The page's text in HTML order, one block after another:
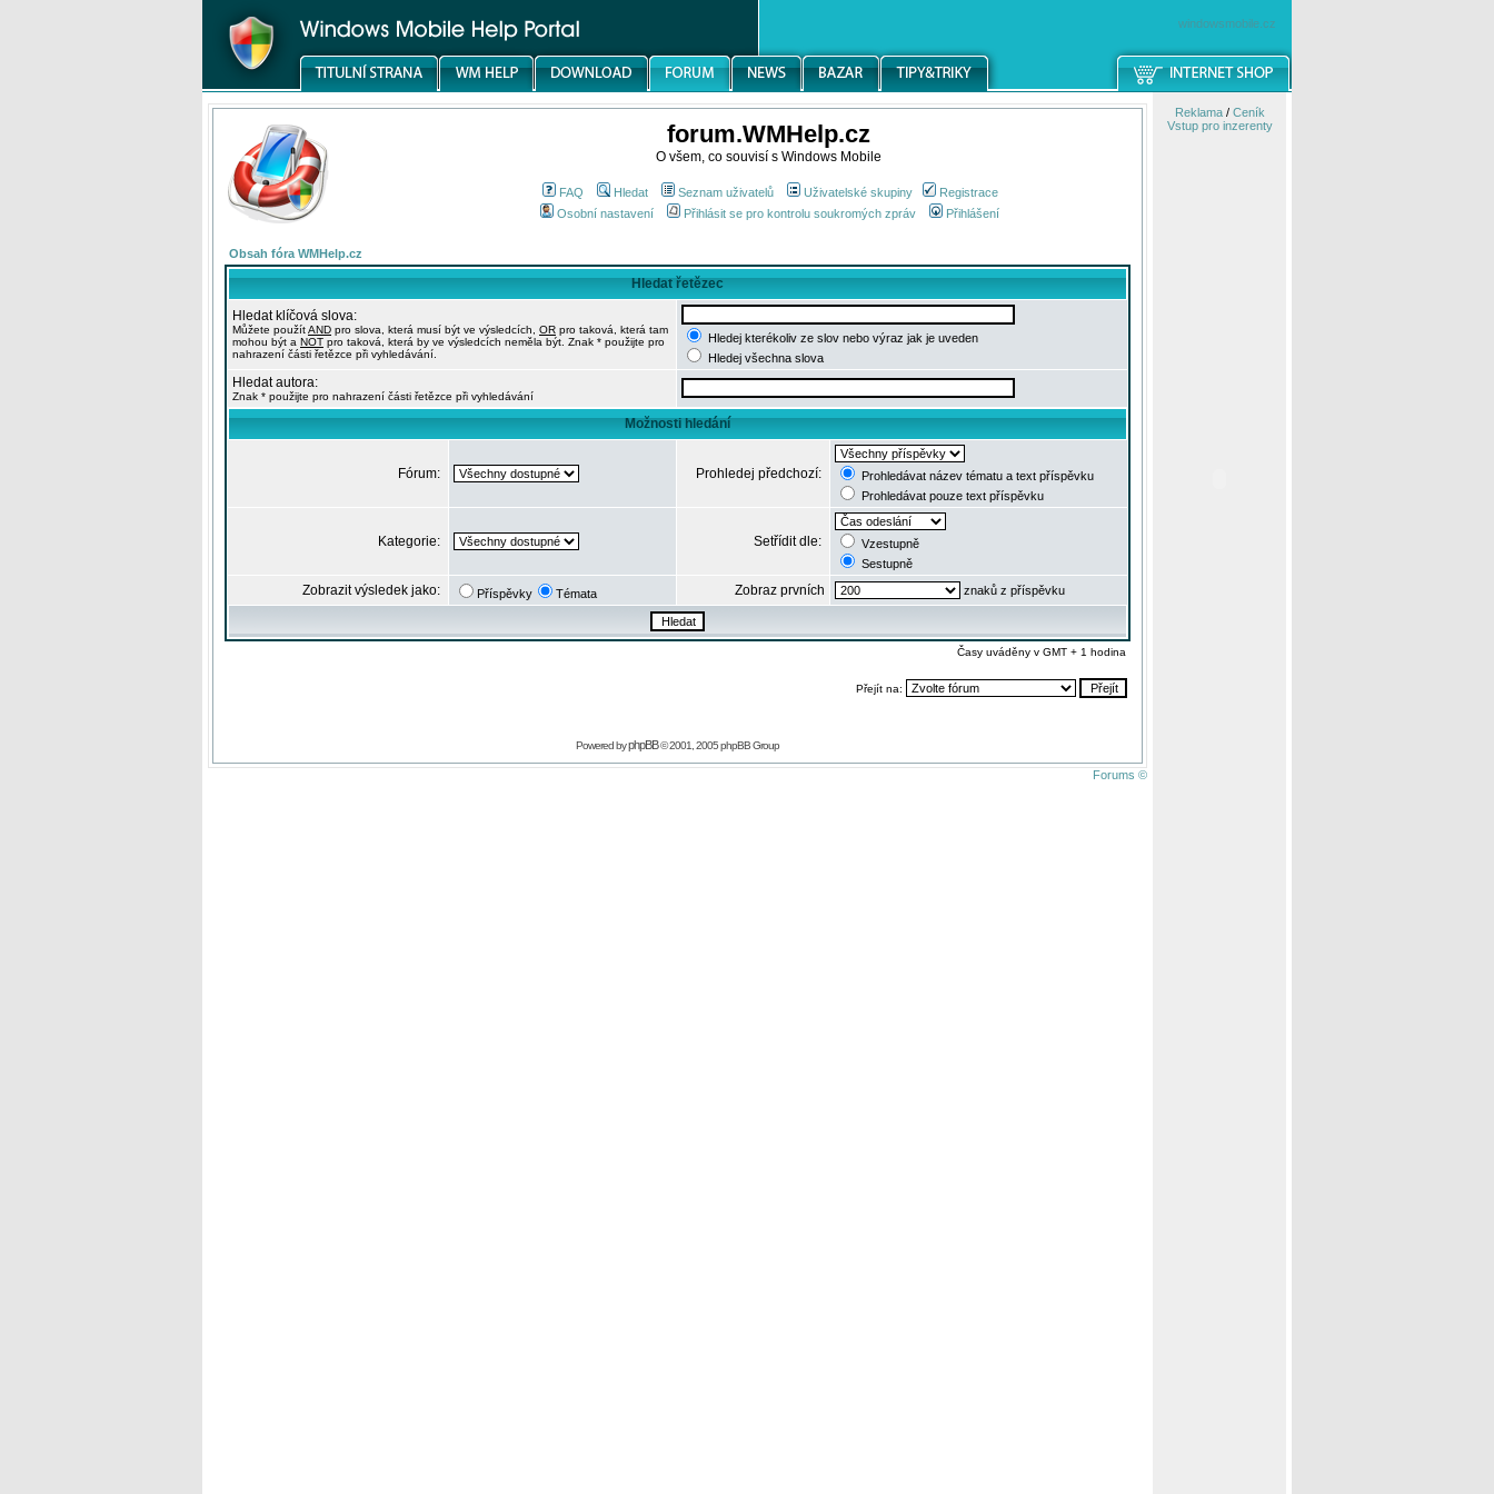
windowsmobile.cz
forum.WMHelp.cz
O všem, co souvisí s Windows Mobile
FAQ Hledat Seznam uživatelů Uživatelské skupiny
Registrace
Osobní nastavení
Přihlásit se pro kontrolu soukromých zpráv Přihlášení
Obsah fóra WMHelp.cz
Hledat řetězec
Hledat klíčová slova:
Můžete použítAND pro slova, která musí být ve výsledcích, OR pro taková, která tam
mohou být a NOT pro taková, která by ve výsledcích neměla být. Znak * použijte pro
nahrazení části řetězce při vyhledávání.
Hledej kterékoliv ze slov nebo výraz jak je uveden
Hledej všechna slova
Hledat autora:
Znak * použijte pro nahrazení části řetězce při vyhledávání
Možnosti hledání
Fórum: Prohledej předchozí:
Prohledávat název tématu a text příspěvku
Prohledávat pouze text příspěvku
Kategorie: Setřídit dle:
Vzestupně
Sestupně
Zobrazit výsledek jako: Příspěvky Témata Zobraz prvních znaků z příspěvku
Časy uváděny v GMT + 1 hodina
Přejít na:
Powered byphpBB© 2001, 2005 phpBB Group
Forums ©
Reklama/ Ceník
Vstup pro inzerenty